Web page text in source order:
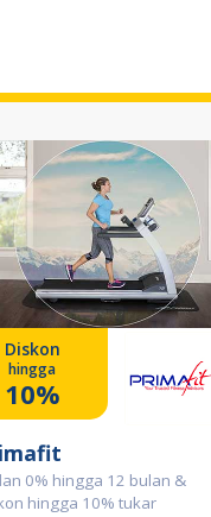
Diskon
hingga
10%
0% hingga 12 bulan &
hingga 10% tukar